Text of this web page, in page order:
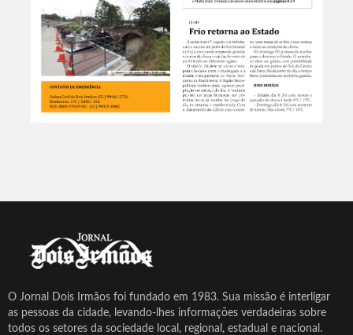
O Jornal Dois Irmãos foi fundado em 1983. Sua missão é interligar
as pessoas da cidade, levando-lhes informações verdadeiras sobre
todos os setores da sociedade local, regional, estadual e nacional.